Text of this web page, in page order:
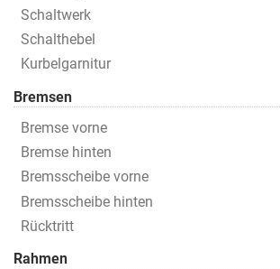
Schaltwerk
Schalthebel
Kurbelgarnitur
Bremsen
Bremse vorne
Bremse hinten
Bremsscheibe vorne
Bremsscheibe hinten
Rücktritt
Rahmen